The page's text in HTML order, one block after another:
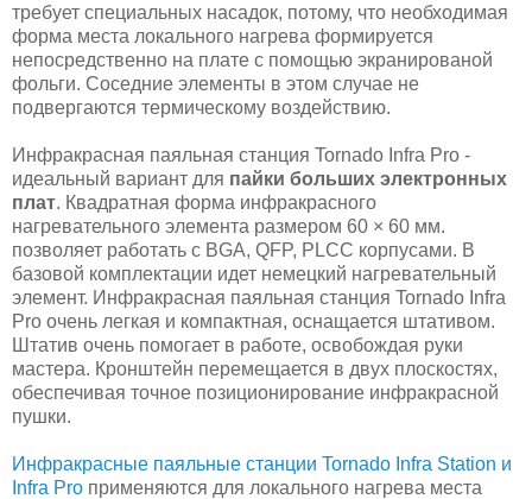
требует специальных насадок, потому, что необходимая
форма места локального нагрева формируется
непосредственно на плате с помощью экранированой
фольги. Соседние элементы в этом случае не
подвергаются термическому воздействию.
Инфракрасная паяльная станция Tornado Infra Pro -
идеальный вариант для пайки больших электронных
плат. Квадратная форма инфракрасного
нагревательного элемента размером 60 × 60 мм.
позволяет работать с BGA, QFP, PLCC корпусами. В
базовой комплектации идет немецкий нагревательный
элемент. Инфракрасная паяльная станция Tornado Infra
Pro очень легкая и компактная, оснащается штативом.
Штатив очень помогает в работе, освобождая руки
мастера. Кронштейн перемещается в двух плоскостях,
обеспечивая точное позиционирование инфракрасной
пушки.
Инфракрасные паяльные станции Tornado Infra Station и
Infra Pro применяются для локального нагрева места